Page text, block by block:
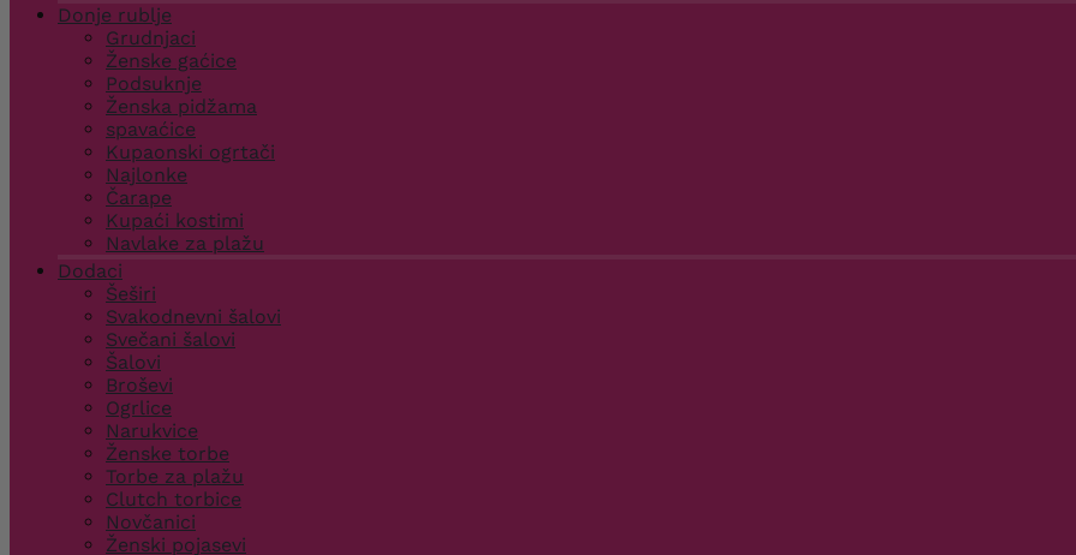
Donje rublje
Grudnjaci
Ženske gaćice
Podsuknje
Ženska pidžama
spavaćice
Kupaonski ogrtači
Najlonke
Čarape
Kupaći kostimi
Navlake za plažu
Dodaci
Šeširi
Svakodnevni šalovi
Svečani šalovi
Šalovi
Broševi
Ogrlice
Narukvice
Ženske torbe
Torbe za plažu
Clutch torbice
Novčanici
Ženski pojasevi